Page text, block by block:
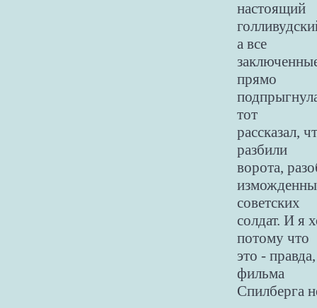
настоящий
а все
прямо
тот
рассказал,
разбили
ворота,
советских
солдат. И я
потому что
это -
фильма
Спилберга